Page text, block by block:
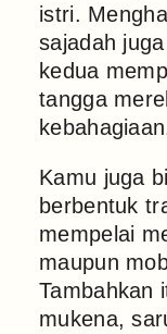
istri.
sajadah
kedua
tangga
Kamu juga
berbentuk
mempelai
maupun
Tambahkan
mukena,